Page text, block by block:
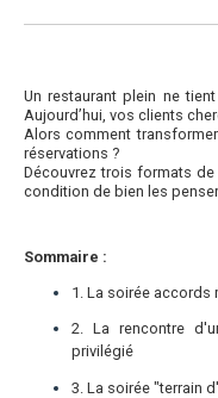
Un restaurant plein ne
Aujourd’hui, vos clients
Alors comment
réservations ?
Découvrez trois formats
condition de bien les
Sommaire :
1. La soirée accords
2. La rencontre
privilégié
3. La soirée "terrain